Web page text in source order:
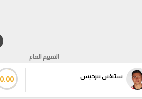
التقييم العام
ستيفين بيرجيس 0.00